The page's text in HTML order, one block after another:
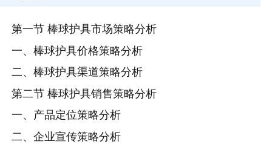
第一节 棒球护具市场策略分析
一、棒球护具价格策略分析
二、棒球护具渠道策略分析
第二节 棒球护具销售策略分析
一、产品定位策略分析
二、企业宣传策略分析